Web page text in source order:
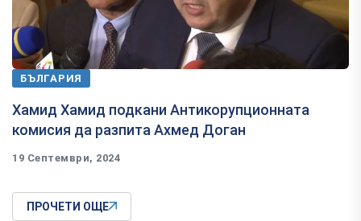
БЪЛГАРИЯ
Хамид Хамид подкани Антикорупционната
комисия да разпита Ахмед Доган
19 Септември, 2024
ПРОЧЕТИ ОЩЕ